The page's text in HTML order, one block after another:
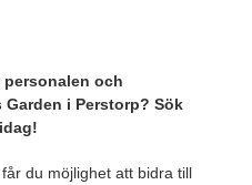
och
i Perstorp? Sök
du möjlighet att bidra till